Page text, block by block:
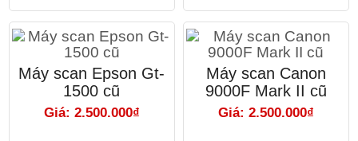
Máy scan Epson Gt-
1500 cũ
Giá: 2.500.000₫
Máy scan Canon
9000F Mark II cũ
Giá: 2.500.000₫